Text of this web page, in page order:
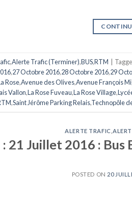
,Alerte Trafic (Terminer),BUS,RTM
,27 Octobre 2016,28 Octobre 2016,29
Rose,Avenue des Olives,Avenue François
Vallon,La Rose Fuveau,La Rose Village,
,Saint Jérôme Parking Relais,Technopôle
ALERTE TRAFIC
: 21 Juillet 2016 : Bus
POSTED ON 20